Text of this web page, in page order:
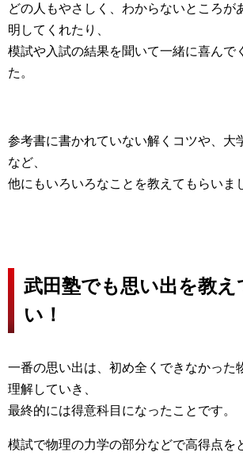
どの人もやさしく、わからないところが
明してくれたり、
模試や入試の結果を聞いて一緒に喜んで
た。
参考書に書かれていない解くコツや、大
など、
他にもいろいろなことを教えてもらいま
武田塾でも思い出を教え
い！
一番の思い出は、初め全くできなかった
理解していき、
最終的には得意科目になったことです。
模試で物理の力学の部分などで高得点を